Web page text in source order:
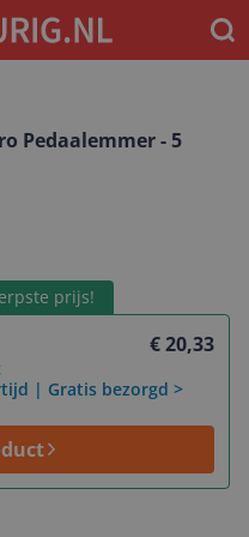
Pedaalemmer - 5
prijs!
€ 20,33
| Gratis bezorgd >